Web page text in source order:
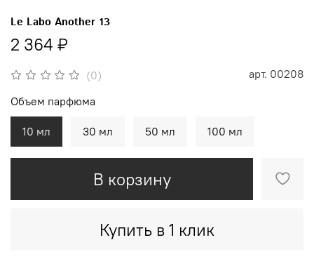
(0) арт. 00208
Le Labo Another 13
2 364 ₽
В корзину
Купить в 1 клик
Объем парфюма
10 мл 30 мл 50 мл 100 мл